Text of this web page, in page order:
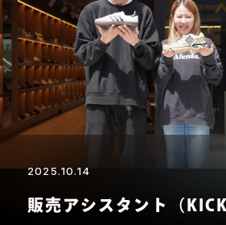
2025.10.14
販売アシスタント（